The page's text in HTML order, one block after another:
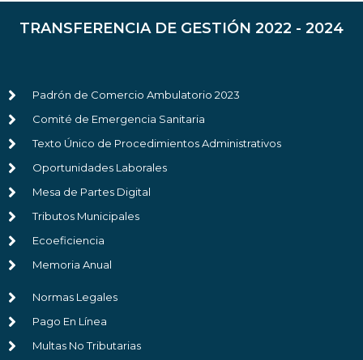
TRANSFERENCIA DE GESTIÓN 2022 - 2024
Padrón de Comercio Ambulatorio 2023
Comité de Emergencia Sanitaria
Texto Único de Procedimientos Administrativos
Oportunidades Laborales
Mesa de Partes Digital
Tributos Municipales
Ecoeficiencia
Memoria Anual
Normas Legales
Pago En Línea
Multas No Tributarias